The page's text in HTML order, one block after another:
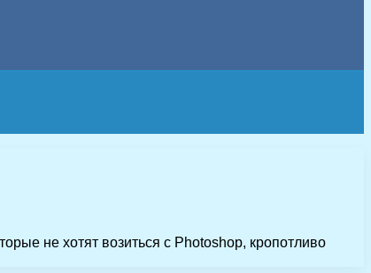
не хотят возиться с Photoshop, кропотливо